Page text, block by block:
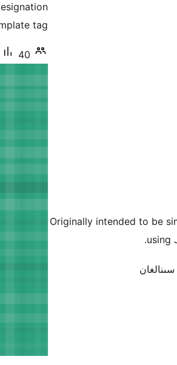
tag.
40+ ئاكتىپ ئورنىتىش
Originally intended to be
using